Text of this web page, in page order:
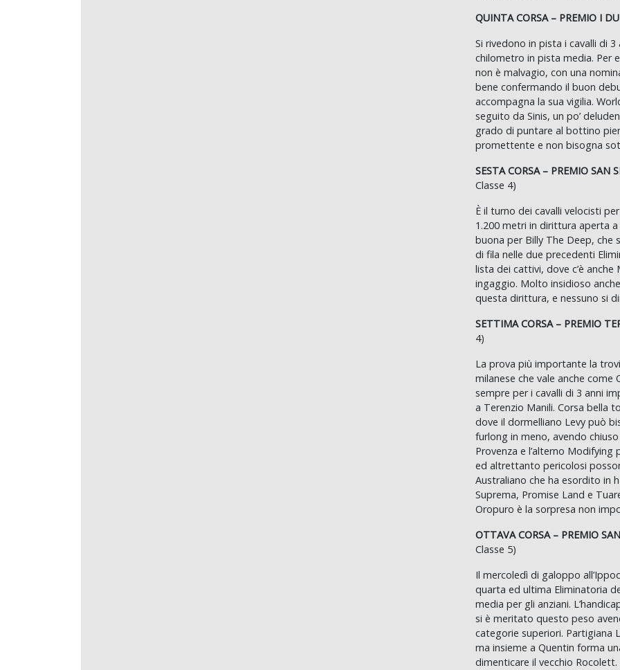
QUINTA CORSA – PREMIO I
Si rivedono in pista i cavalli di
chilometro in pista media. Per
non è malvagio, con una
bene confermando il buon
accompagna la sua vigilia.
seguito da Sinis, un po’
grado di puntare al bottino
promettente e non bisogna
SESTA CORSA – PREMIO SAN
Classe 4)
È il turno dei cavalli velocisti
1.200 metri in dirittura aperta
buona per Billy The Deep, che
di fila nelle due precedenti
lista dei cattivi, dove c’è
ingaggio. Molto insidioso
questa dirittura, e nessuno si
SETTIMA CORSA – PREMIO
4)
La prova più importante la
milanese che vale anche
sempre per i cavalli di 3 anni
a Terenzio Manili. Corsa bella
dove il dormelliano Levy può
furlong in meno, avendo
Provenza e l’alterno
ed altrettanto pericolosi
Australiano che ha esordito in
Suprema, Promise Land e
Oropuro è la sorpresa non
OTTAVA CORSA – PREMIO
Classe 5)
Il mercoledì di galoppo
quarta ed ultima Eliminatoria
media per gli anziani.
si è meritato questo peso
categorie superiori. Partigiana
ma insieme a Quentin forma
dimenticare il vecchio